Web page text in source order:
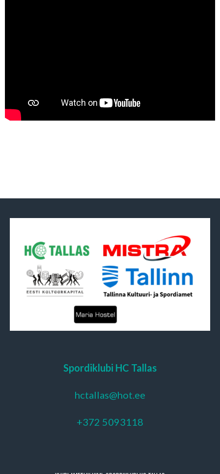
Spordiklubi HC Tallas
hctallas@hot.ee
+372 5093118